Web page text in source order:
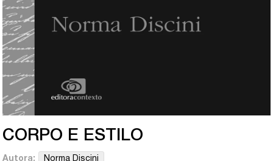
CORPO E ESTILO
Autora: Norma Discini